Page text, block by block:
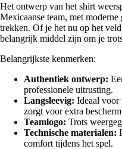
Het ontwerp van het shirt
Mexicaanse team, met
trekken. Of je het nu op het
belangrijk middel zijn om je
Belangrijkste kenmerken:
Authentiek ontwerp:
professionele uitrusting.
Langsleevig: Ideaal voor
zorgt voor extra
Teamlogo: Trots
Technische materialen:
comfort tijdens het spel.